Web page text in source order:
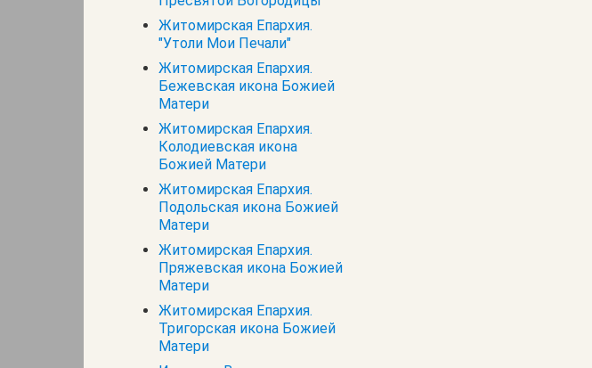
Житомирская Епархия.
"Утоли Мои Печали"
Житомирская Епархия.
Бежевская икона Божией
Матери
Житомирская Епархия.
Колодиевская икона
Божией Матери
Житомирская Епархия.
Подольская икона Божией
Матери
Житомирская Епархия.
Пряжевская икона Божией
Матери
Житомирская Епархия.
Тригорская икона Божией
Матери